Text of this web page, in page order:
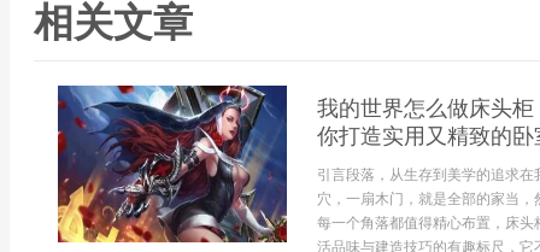
相关文章
我的世界怎么做床头
你打造实用又精致的卧
引言段落，从生存到美学的追求
穴，一扇木门，就是全部的家当
每一个角落都值得精心布置，床
活品味与建造技巧的有趣标尺，